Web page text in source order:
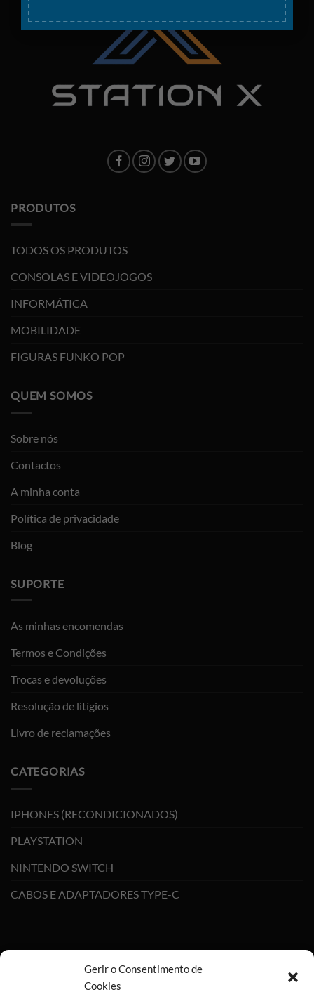
Gerir o Consentimento de
Cookies
PRODUTOS
TODOS OS PRODUTOS
CONSOLAS E VIDEOJOGOS
INFORMÁTICA
MOBILIDADE
FIGURAS FUNKO POP
QUEM SOMOS
Sobre nós
Contactos
A minha conta
Política de privacidade
Blog
SUPORTE
As minhas encomendas
Termos e Condições
Trocas e devoluções
Resolução de litígios
Livro de reclamações
CATEGORIAS
IPHONES (RECONDICIONADOS)
PLAYSTATION
NINTENDO SWITCH
CABOS E ADAPTADORES TYPE-C